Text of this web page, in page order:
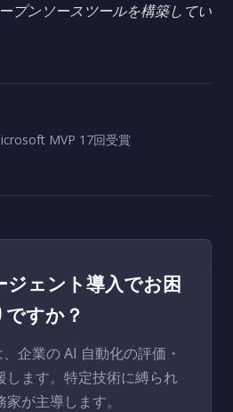
プンソースツールを構築してい
MVP 17回受賞
ジェント導入でお困
ですか？
企業の AI 自動化の評価・
します。特定技術に縛られ
家が主導します。